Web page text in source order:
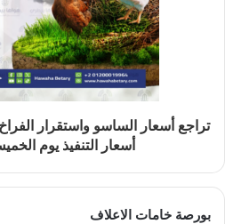
تراجع أسعار الساسو واستقرار
أسعار التنفيذ يوم الخميس 6/8/
بورصة خامات الاعلاف